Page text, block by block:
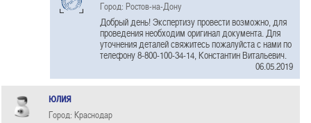
Город: Ростов-на-Дону
Добрый день! Экспертизу провести возможно, для
проведения необходим оригинал документа. Для
уточнения деталей свяжитесь пожалуйста с нами по
телефону 8-800-100-34-14, Константин Витальевич.
06.05.2019
юлия
Город: Краснодар